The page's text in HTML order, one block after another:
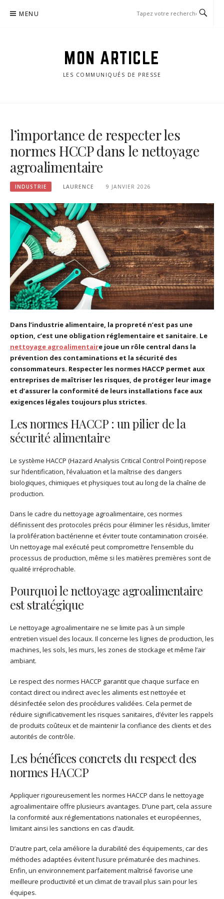
MENU
MON ARTICLE
LES COMMUNIQUÉS DE PRESSE
l’importance de respecter les
normes HCCP dans le nettoyage
agroalimentaire
INDUSTRIE LAURENCE 9 JANVIER 2026
Dans l’industrie alimentaire, la propreté n’est pas une
option, c’est une obligation réglementaire et sanitaire. Le
nettoyage agroalimentaire joue un rôle central dans la
prévention des contaminations et la sécurité des
consommateurs. Respecter les normes HACCP permet aux
entreprises de maîtriser les risques, de protéger leur image
et d’assurer la conformité de leurs installations face aux
exigences légales toujours plus strictes.
Les normes HACCP : un pilier de la
sécurité alimentaire
Le système HACCP (Hazard Analysis Critical Control Point) repose
sur l’identification, l’évaluation et la maîtrise des dangers
biologiques, chimiques et physiques tout au long de la chaîne de
production.
Dans le cadre du nettoyage agroalimentaire, ces normes
définissent des protocoles précis pour éliminer les résidus, limiter
la prolifération bactérienne et éviter toute contamination croisée.
Un nettoyage mal exécuté peut compromettre l’ensemble du
processus de production, même si les matières premières sont de
qualité irréprochable.
Pourquoi le nettoyage agroalimentaire
est stratégique
Le nettoyage agroalimentaire ne se limite pas à un simple
entretien visuel des locaux. Il concerne les lignes de production, les
machines, les sols, les murs, les zones de stockage et même l’air
ambiant.
Le respect des normes HACCP garantit que chaque surface en
contact direct ou indirect avec les aliments est nettoyée et
désinfectée selon des procédures validées. Cela permet de
réduire significativement les risques sanitaires, d’éviter les rappels
de produits coûteux et de maintenir la confiance des clients et des
autorités de contrôle.
Les bénéfices concrets du respect des
normes HACCP
Appliquer rigoureusement les normes HACCP dans le nettoyage
agroalimentaire offre plusieurs avantages. D’une part, cela assure
la conformité aux réglementations nationales et européennes,
limitant ainsi les sanctions en cas d’audit.
D’autre part, cela améliore la durabilité des équipements, car des
méthodes adaptées évitent l’usure prématurée des machines.
Enfin, un environnement parfaitement maîtrisé favorise une
meilleure productivité et un climat de travail plus sain pour les
équipes.